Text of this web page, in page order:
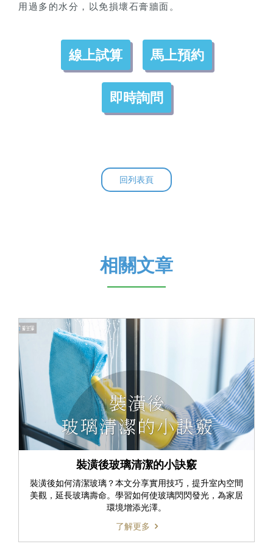
用過多的水分，以免損壞石膏牆面。
線上試算 馬上預約
即時詢問
回列表頁
相關文章
裝潢後玻璃清潔的小訣竅
裝潢後如何清潔玻璃？本文分享實用技巧，提升室內空間
美觀，延長玻璃壽命。學習如何使玻璃閃閃發光，為家居
環境增添光澤。
了解更多